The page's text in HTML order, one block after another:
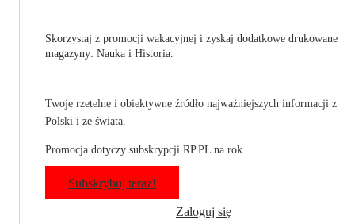
Skorzystaj z promocji wakacyjnej i zyskaj dodatkowe drukowane
magazyny: Nauka i Historia.
Twoje rzetelne i obiektywne źródło najważniejszych informacji z
Polski i ze świata.
Promocja dotyczy subskrypcji RP.PL na rok.
Subskrybuj teraz!
Zaloguj się